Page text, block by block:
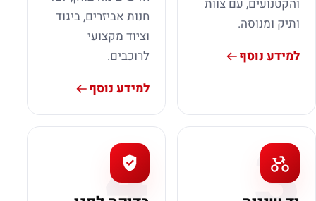
והקטנועים, עם צוות
ותיק ומנוסה.
למידע נוסף
חנות אביזרים, ביגוד
וציוד מקצועי
לרוכבים.
למידע נוסף